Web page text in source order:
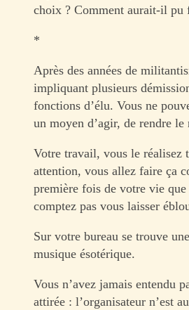
choix ? Comment aurait-il pu
*
Après des années de
impliquant plusieurs
fonctions d’élu. Vous ne
un moyen d’agir, de rendre
Votre travail, vous le réalisez
attention, vous allez faire ça
première fois de votre vie
comptez pas vous laisser
Sur votre bureau se trouve
musique ésotérique.
Vous n’avez jamais entendu
attirée : l’organisateur n’est